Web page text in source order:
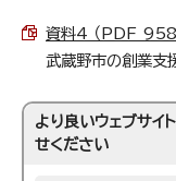
資料4 （PDF
武蔵野市の創業支
より良いウェブサイ
せください